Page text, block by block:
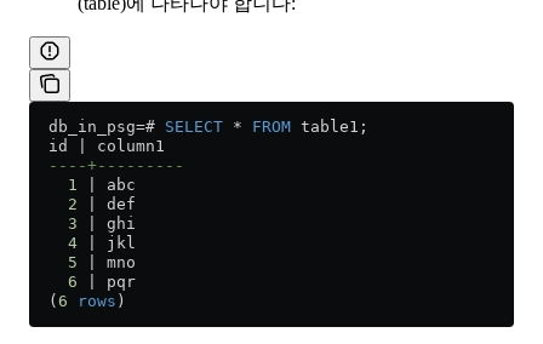
  db_in_psg
=# SELECT * FROM table1;
  id | column1
  ----+---------
    1
| abc
    2
| def
    3
| ghi
    4
| jkl
    5
| mno
    6
| pqr
  (
6 rows )